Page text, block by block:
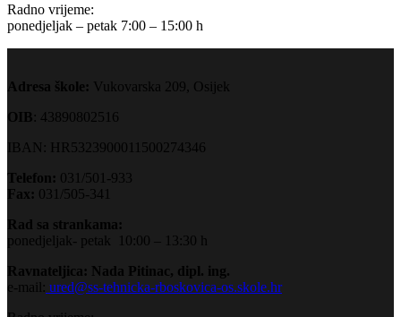
Radno vrijeme:
ponedjeljak – petak 7:00 – 15:00 h
Adresa škole: Vukovarska 209, Osijek
OIB: 43890802516
IBAN: HR5323900011500274346
Telefon: 031/501-933
Fax: 031/505-341
Rad sa strankama:
ponedjeljak- petak 10:00 – 13:30 h
Ravnateljica: Nada Pitinac, dipl. ing.
e-mail: ured@ss-tehnicka-rboskovica-os.skole.hr